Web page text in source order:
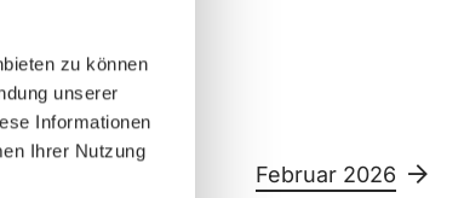
zu können
unserer
Informationen
Ihrer Nutzung
Februar 2026